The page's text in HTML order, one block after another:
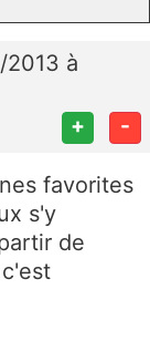
2013 à
+ -
favorites
s'y
de